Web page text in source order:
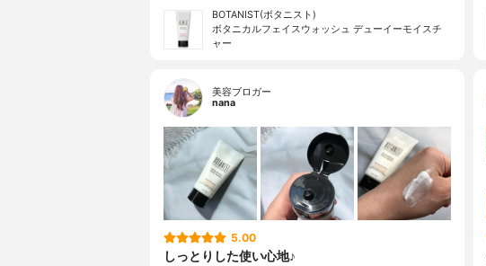
BOTANIST(ボタニスト)
ボタニカルフェイスウォッシュ デューイーモイスチ
ャー
美容ブロガー
nana
5.00
しっとりした使い心地♪